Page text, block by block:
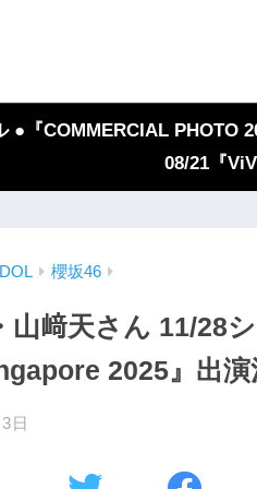
●『COMMERCIAL PHOTO
08/21『
櫻坂46
山﨑天さん 11/28
2025』出演
日